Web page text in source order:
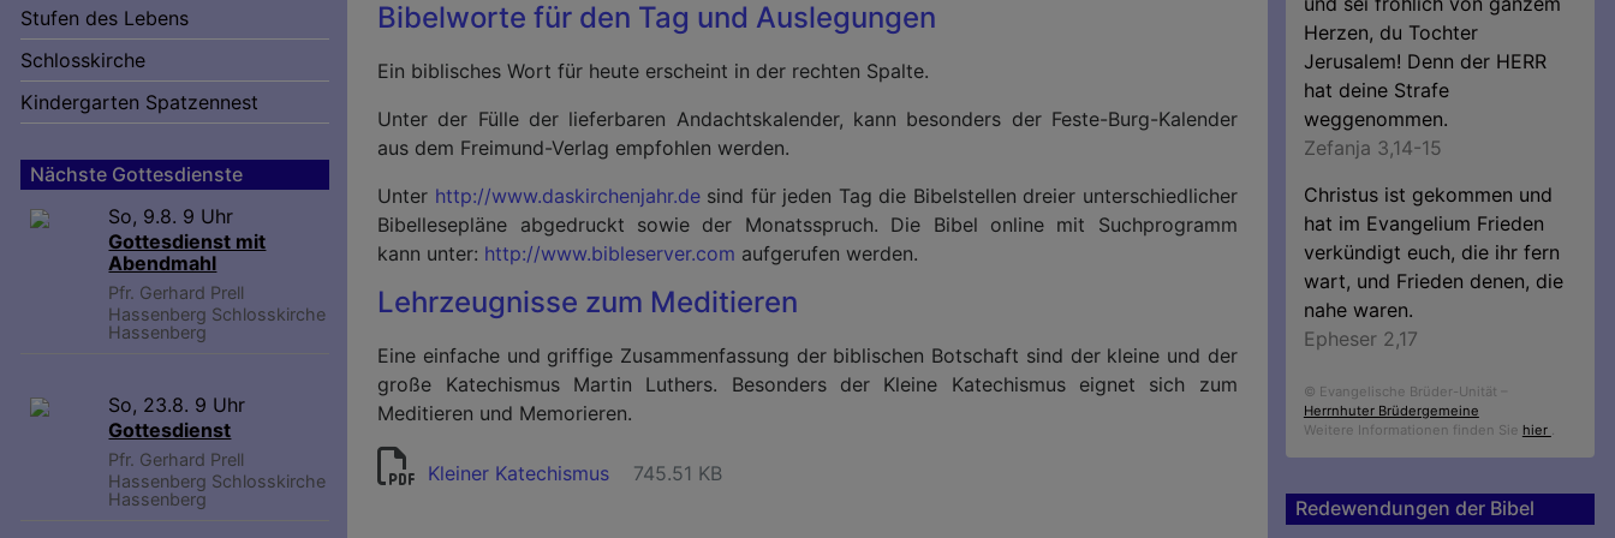
Hauptnavigation
Stufen des Lebens
Schlosskirche
Kindergarten Spatzennest
Nächste Gottesdienste
So, 9.8. 9 Uhr
Gottesdienst mit
Abendmahl
Pfr. Gerhard Prell
Hassenberg Schlosskirche
Hassenberg
So, 23.8. 9 Uhr
Gottesdienst
Pfr. Gerhard Prell
Hassenberg Schlosskirche
Hassenberg
Bibelworte für den Tag und Auslegungen
Ein biblisches Wort für heute erscheint in der rechten Spalte.
Unter der Fülle der lieferbaren Andachtskalender, kann besonders der Feste-Burg-Kalender
aus dem Freimund-Verlag empfohlen werden.
Unter http://www.daskirchenjahr.desind für jeden Tag die Bibelstellen dreier unterschiedlicher
Bibellesepläne abgedruckt sowie der Monatsspruch. Die Bibel online mit Suchprogramm
kann unter: http://www.bibleserver.com aufgerufen werden.
Lehrzeugnisse zum Meditieren
Eine einfache und griffige Zusammenfassung der biblischen Botschaft sind der kleine und der
große Katechismus Martin Luthers. Besonders der Kleine Katechismus eignet sich zum
Meditieren und Memorieren.
Kleiner Katechismus 745.51 KB
Herzen, du Tochter
Jerusalem! Denn der HERR
hat deine Strafe
weggenommen.
Zefanja 3,14-15
Christus ist gekommen und
hat im Evangelium Frieden
verkündigt euch, die ihr fern
wart, und Frieden denen, die
nahe waren.
Epheser 2,17
© Evangelische Brüder-Unität –
Herrnhuter Brüdergemeine
Weitere Informationen finden Sie hier .
Redewendungen der Bibel